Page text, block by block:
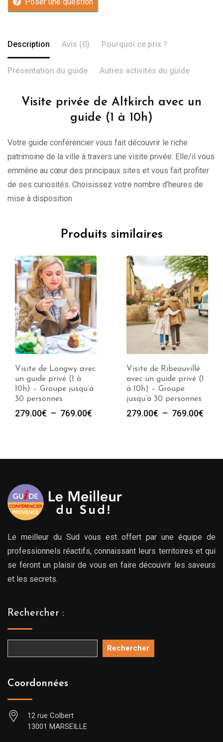
Description Avis (0) Pourquoi ce prix ?
Présentation du guide Autres activités du guide
Visite privée de Altkirch avec un
guide (1 à 10h)
Votre guide conférencier vous fait découvrir le riche
patrimoine de la ville à travers une visite privée. Elle/il vous
emmène au cœur des principaux sites et vous fait profiter
de ses curiosités. Choisissez votre nombre d’heures de
mise à disposition
Produits similaires
Visite de Longwy avec
un guide privé (1 à
10h) – Groupe jusqu’à
30 personnes
279.00€ – 769.00€
à
Visite de Ribeauvillé
avec un guide privé (1
à 10h) – Groupe
jusqu’à 30 personnes
279.00€ – 769.00€
à
Le meilleur du Sud vous est offert par une équipe de
professionnels réactifs, connaissant leurs territoires et qui
se feront un plaisir de vous en faire découvrir les saveurs
et les secrets.
Rechercher :
Rechercher
Coordonnées
12 rue Colbert
13001 MARSEILLE